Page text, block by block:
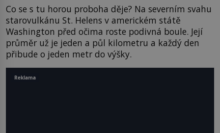
Co se s tu horou proboha děje? Na severním svahu
starovulkánu St. Helens v americkém státě
Washington před očima roste podivná boule. Její
průměr už je jeden a půl kilometru a každý den
přibude o jeden metr do výšky.
Reklama